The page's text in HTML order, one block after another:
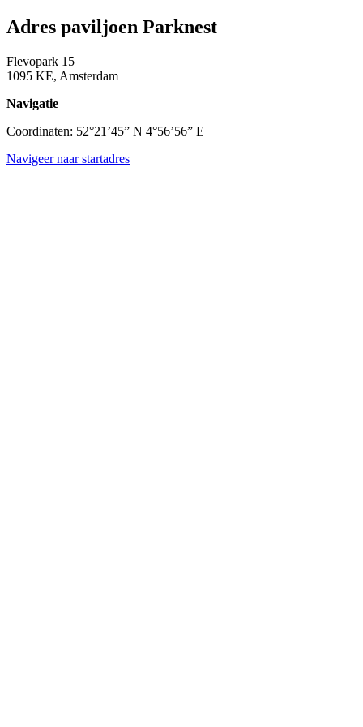
Adres paviljoen Parknest
Flevopark 15
1095 KE, Amsterdam
Navigatie
Coordinaten: 52°21’45” N 4°56’56” E
Navigeer naar startadres